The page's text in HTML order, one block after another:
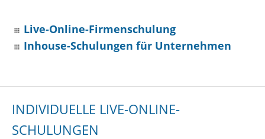
Live-Online-Firmenschulung
Inhouse-Schulungen für Unternehmen
INDIVIDUELLE LIVE-ONLINE-
SCHULUNGEN